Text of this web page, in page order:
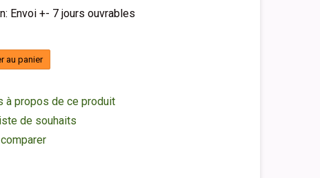
Envoi +- 7 jours ouvrables
au panier
à propos de ce produit
de souhaits